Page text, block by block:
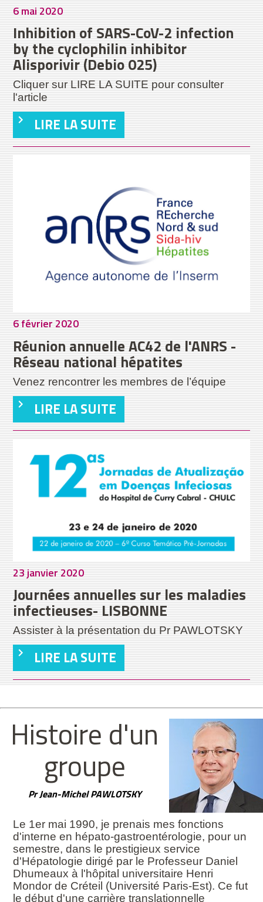
6 mai 2020
Inhibition of SARS-CoV-2 infection
by the cyclophilin inhibitor
Alisporivir (Debio 025)
Cliquer sur LIRE LA SUITE pour consulter
l'article
LIRE LA SUITE
6 février 2020
Réunion annuelle AC42 de l'ANRS -
Réseau national hépatites
Venez rencontrer les membres de l’équipe
LIRE LA SUITE
23 janvier 2020
Journées annuelles sur les maladies
infectieuses- LISBONNE
Assister à la présentation du Pr PAWLOTSKY
LIRE LA SUITE
Histoire d'un
groupe
Pr Jean-Michel PAWLOTSKY
Le 1er mai 1990, je prenais mes fonctions
d'interne en hépato-gastroentérologie, pour un
semestre, dans le prestigieux service
d'Hépatologie dirigé par le Professeur Daniel
Dhumeaux à l'hôpital universitaire Henri
Mondor de Créteil (Université Paris-Est). Ce fut
le début d'une carrière translationnelle